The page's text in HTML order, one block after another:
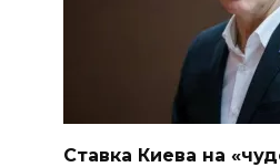
Ставка Киева на